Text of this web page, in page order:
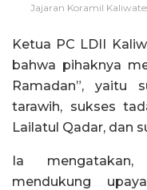
Jajaran Koramil
Ketua PC LDII
bahwa pihaknya
Ramadan”, yaitu
tarawih, sukses
Lailatul Qadar, dan
Ia
mendukung